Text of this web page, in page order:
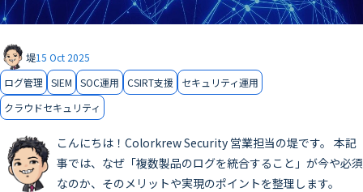
堤15 Oct 2025
ログ管理
SIEM SOC運用 CSIRT支援
セキュリティ運用
クラウドセキュリティ
こんにちは！Colorkrew Security 営業担当の堤です。 本記
事では、なぜ「複数製品のログを統合すること」が今や必須
なのか、そのメリットや実現のポイントを整理します。